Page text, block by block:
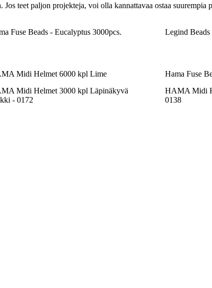
teet paljon projekteja, voi olla kannattavaa ostaa suurempia
Fuse Beads - Eucalyptus 3000pcs. Legind
Midi Helmet 6000 kpl Lime
Hama Fuse
Midi Helmet 3000 kpl Läpinäkyvä
- 0172
HAMA Midi
0138